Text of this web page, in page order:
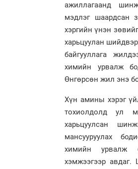
ажиллагаанд
мэдлэг шаардсан
хэргийн үнэн
харьцуулан
байгууллага
химийн урвалж
Өнгөрсөн жил энэ
Хүн амины хэрэг
тохиолдолд ул
харьцуулсан
мансууруулах
химийн урвалж
хэмжээгээр авдаг.